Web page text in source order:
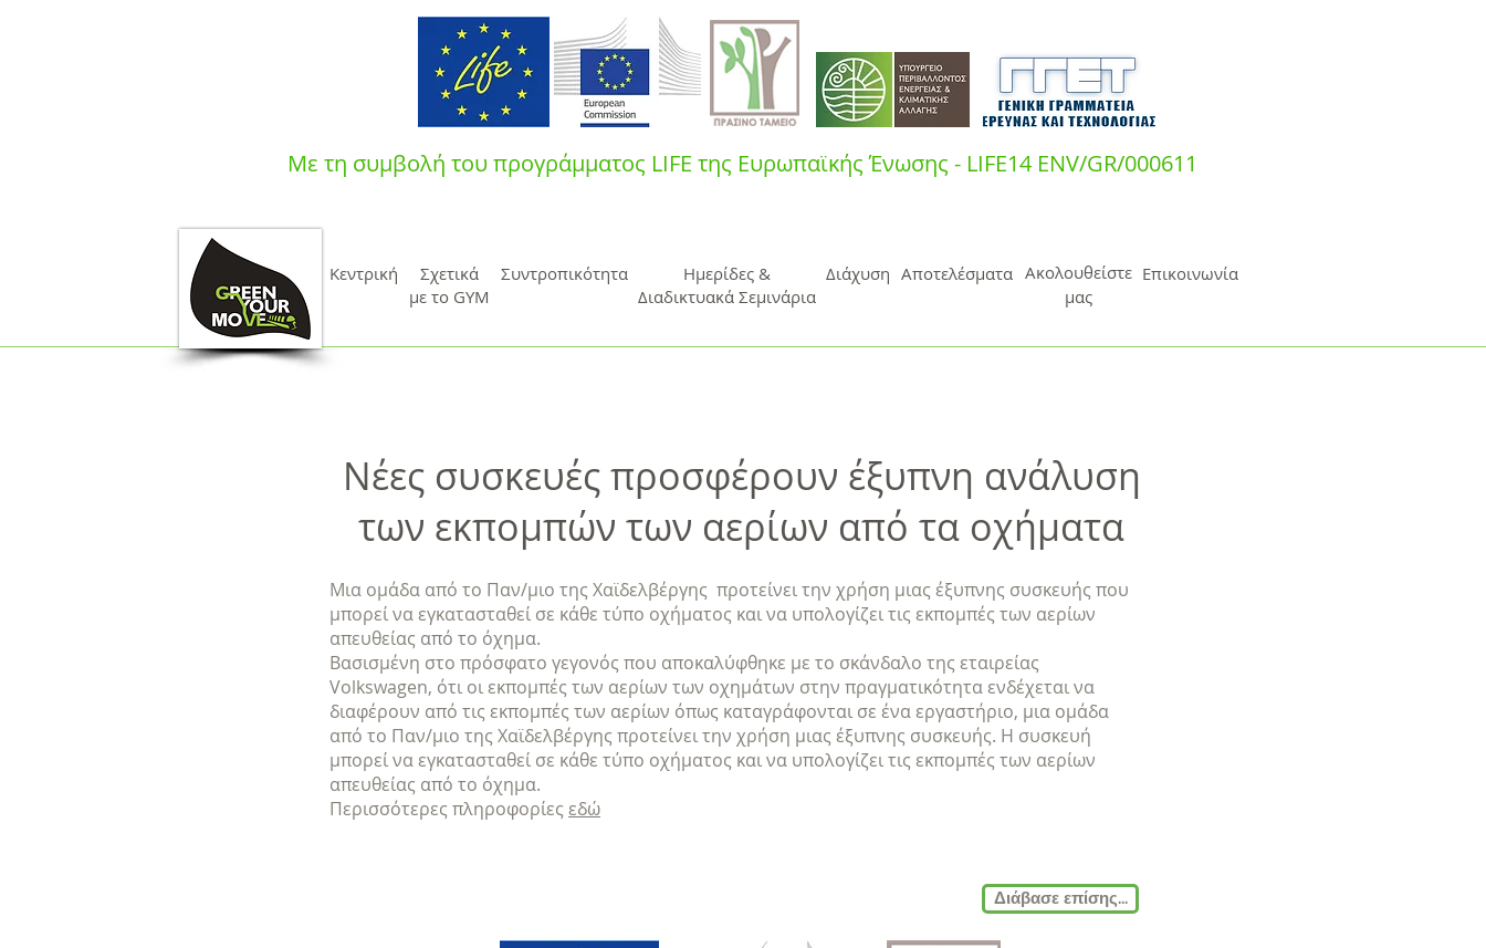
Με τη συμβολή του προγράμματος LIFE της Ευρωπαϊκής Ένωσης - LIFE14 ENV/GR/000611
Κεντρική
Σχετικά
με το GYM
Συντροπικότητα
Ημερίδες &
Διαδικτυακά Σεμινάρια
Διάχυση Αποτελέσματα Ακολουθείστε Επικοινωνία
μας
Νέες συσκευές προσφέρουν έξυπνη ανάλυση
των εκπομπών των αερίων από τα οχήματα
Μια ομάδα από το Παν/μιο της Χαϊδελβέργης προτείνει την χρήση μιας έξυπνης συσκευής που
μπορεί να εγκατασταθεί σε κάθε τύπο οχήματος και να υπολογίζει τις εκπομπές των αερίων
απευθείας από το όχημα.
Βασισμένη στο πρόσφατο γεγονός που αποκαλύφθηκε με το σκάνδαλο της εταιρείας
Volkswagen, ότι οι εκπομπές των αερίων των οχημάτων στην πραγματικότητα ενδέχεται να
διαφέρουν από τις εκπομπές των αερίων όπως καταγράφονται σε ένα εργαστήριο, μια ομάδα
από το Παν/μιο της Χαϊδελβέργης προτείνει την χρήση μιας έξυπνης συσκευής. Η συσκευή
μπορεί να εγκατασταθεί σε κάθε τύπο οχήματος και να υπολογίζει τις εκπομπές των αερίων
απευθείας από το όχημα.
Περισσότερες πληροφορίες εδώ
Διάβασε επίσης...